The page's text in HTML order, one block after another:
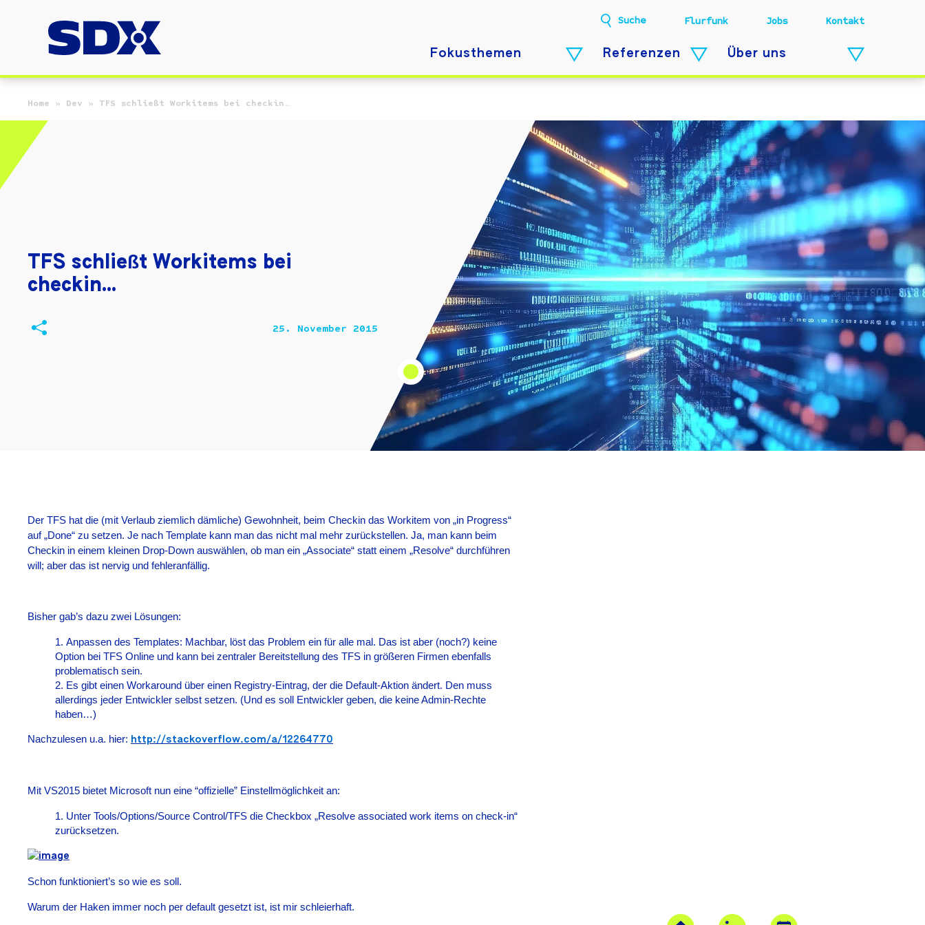
Suche Flurfunk Jobs Kontakt
Fokusthemen Referenzen Über uns
Home » Dev » TFS schließt Workitems bei checkin…
TFS schließt Workitems bei
checkin…
25. November 2015
Der TFS hat die (mit Verlaub ziemlich dämliche) Gewohnheit​, beim Checkin das Workitem von „in Progress“
auf „Done“ zu setzen. Je nach Template kann man das nicht mal mehr zurückstellen. Ja, man kann beim
Checkin in einem kleinen Drop-Down auswählen, ob man ein „Associate“ statt einem „Resolve“ durchführen
will; aber das ist nervig und fehleranfällig.
Bisher gab’s dazu zwei Lösungen:
Anpassen des Templates: Machbar, löst das Problem ein für alle mal. Das ist aber (noch?) keine
Option bei TFS Online und kann bei zentraler Bereitstellung des TFS in größeren Firmen ebenfalls
problematisch sein.
Es gibt einen Workaround über einen Registry-Eintrag, der die Default-Aktion ändert. Den muss
allerdings jeder Entwickler selbst setzen. (Und es soll Entwickler geben, die keine Admin-Rechte
haben…)
Nachzulesen u.a. hier: http://stackoverflow.com/a/12264770
Mit VS2015 bietet Microsoft nun eine “offizielle” Einstellmöglichkeit an:
Unter Tools/Options/Source Control/TFS die Checkbox „Resolve associated work items on check-in“
zurücksetzen.
Schon funktioniert’s so wie es soll.
Warum der Haken immer noch per default gesetzt ist, ist mir schleierhaft.